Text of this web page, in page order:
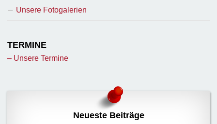
Unsere Fotogalerien
TERMINE
– Unsere Termine
Neueste Beiträge